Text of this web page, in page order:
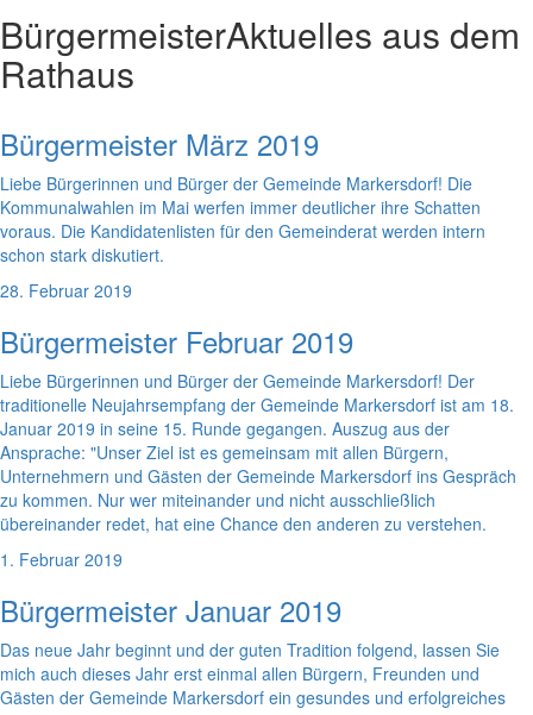
BürgermeisterAktuelles aus dem
Rathaus
Bürgermeister März 2019
Liebe Bürgerinnen und Bürger der Gemeinde Markersdorf! Die
Kommunalwahlen im Mai werfen immer deutlicher ihre Schatten
voraus. Die Kandidatenlisten für den Gemeinderat werden intern
schon stark diskutiert.
28. Februar 2019
Bürgermeister Februar 2019
Liebe Bürgerinnen und Bürger der Gemeinde Markersdorf! Der
traditionelle Neujahrsempfang der Gemeinde Markersdorf ist am 18.
Januar 2019 in seine 15. Runde gegangen. Auszug aus der
Ansprache: "Unser Ziel ist es gemeinsam mit allen Bürgern,
Unternehmern und Gästen der Gemeinde Markersdorf ins Gespräch
zu kommen. Nur wer miteinander und nicht ausschließlich
übereinander redet, hat eine Chance den anderen zu verstehen.
1. Februar 2019
Bürgermeister Januar 2019
Das neue Jahr beginnt und der guten Tradition folgend, lassen Sie
mich auch dieses Jahr erst einmal allen Bürgern, Freunden und
Gästen der Gemeinde Markersdorf ein gesundes und erfolgreiches